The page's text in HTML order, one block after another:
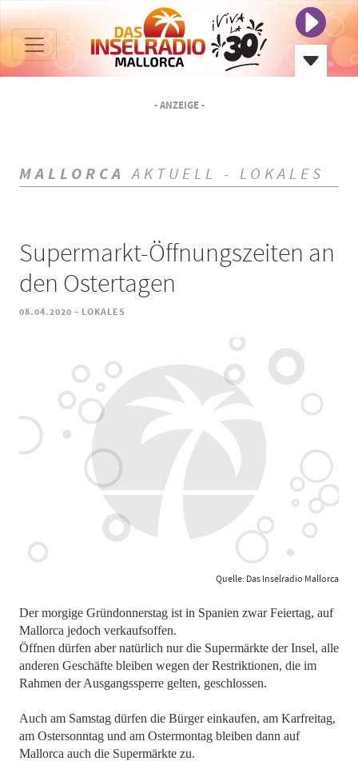
- ANZEIGE -
MALLORCA AKTUELL - LOKALES
Supermarkt-Öffnungszeiten an
den Ostertagen
08.04.2020 - LOKALES
Quelle: Das Inselradio Mallorca
Der morgige Gründonnerstag ist in Spanien zwar Feiertag, auf
Mallorca jedoch verkaufsoffen.
Öffnen dürfen aber natürlich nur die Supermärkte der Insel, alle
anderen Geschäfte bleiben wegen der Restriktionen, die im
Rahmen der Ausgangssperre gelten, geschlossen.
Auch am Samstag dürfen die Bürger einkaufen, am Karfreitag,
am Ostersonntag und am Ostermontag bleiben dann auf
Mallorca auch die Supermärkte zu.